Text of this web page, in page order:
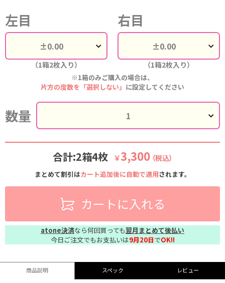
左目
（1箱2枚入り）
右目
（1箱2枚入り）
※1箱のみご購入の場合は、
片方の度数を「選択しない」 に設定してください
数量
合計:2箱4枚 ￥3,300 （税込）
まとめて割引はカート追加後に自動で適用されます。
カートに入れる
atone決済なら何回買っても翌月まとめて後払い
今日ご注文でもお支払いは9月20日でOK!!
商品説明 スペック レビュー